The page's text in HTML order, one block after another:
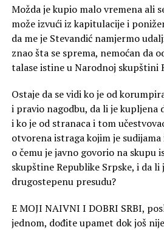
Možda je kupio malo vremena ali
može izvući iz kapitulacije i
da me je Stevandić namjermo
znao šta se sprema, nemoćan da
talase istine u Narodnoj skupštini
Ostaje da se vidi ko je od
i pravio nagodbu, da li je kupljena
i ko je od stranaca i tom
otvorena istraga kojim je
o čemu je javno govorio na skupu
skupštine Republike Srpske, i da li
drugostepenu presudu?
E MOJI NAIVNI I DOBRI SRBI,
jednom, dođite upamet dok još